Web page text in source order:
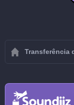
Transferência